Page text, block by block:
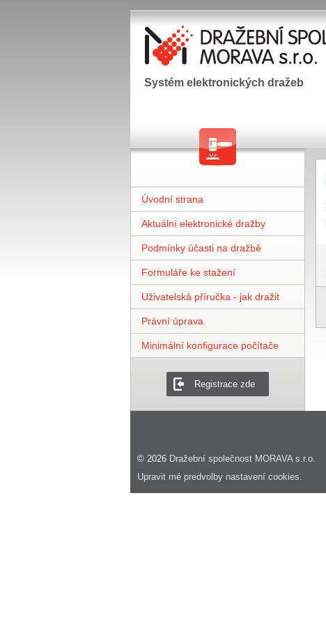
Systém elektronických dražeb
Úvodní strana
Aktuální elektronické dražby
Podmínky účasti na dražbě
Formuláře ke stažení
Uživatelská příručka - jak dražit
Právní úprava
Minimální konfigurace počítače
Registrace zde
© 2026 Dražební společnost MORAVA s.r.o.
Upravit mé predvolby nastavení cookies.